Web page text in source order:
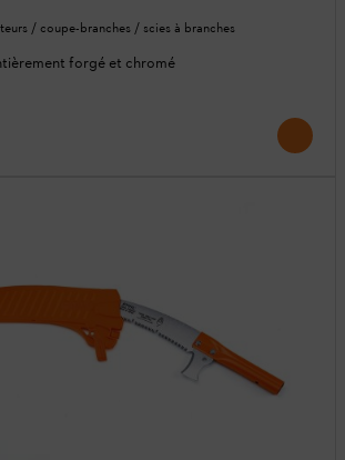
/ coupe-branches / scies à branches
forgé et chromé